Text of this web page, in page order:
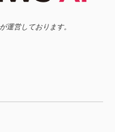
が運営しております。